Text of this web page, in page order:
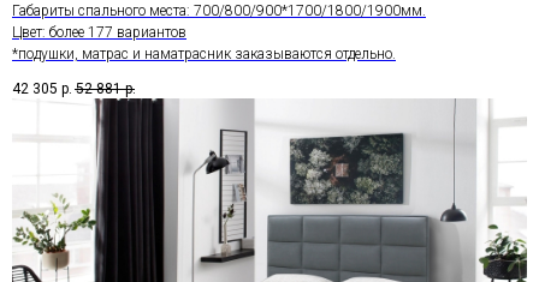
Габариты спального места: 700/800/900*1700/1800/1900мм.
Цвет: более 177 вариантов
*подушки, матрас и наматрасник заказываются отдельно.
42 305 р. 52 881 р.